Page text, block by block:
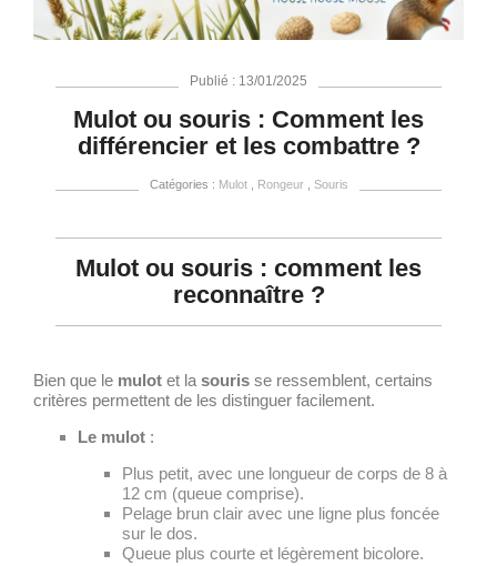
Publié : 13/01/2025
Mulot ou souris : Comment les
différencier et les combattre ?
Catégories : Mulot, Rongeur Souris
Mulot ou souris : comment les
reconnaître ?
Bien que le mulot et la souris se ressemblent, certains
critères permettent de les distinguer facilement.
Le mulot :
Plus petit, avec une longueur de corps de 8 à
12 cm (queue comprise).
Pelage brun clair avec une ligne plus foncée
sur le dos.
Queue plus courte et légèrement bicolore.